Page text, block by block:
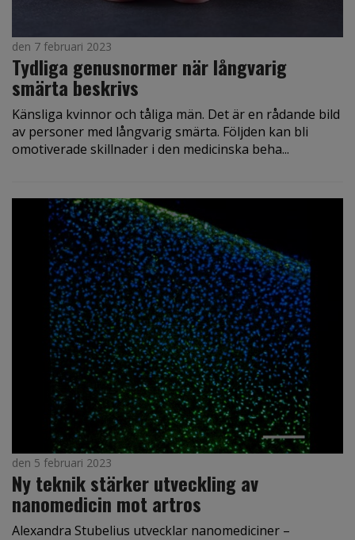
den 7 februari 2023
Tydliga genusnormer när långvarig
smärta beskrivs
Känsliga kvinnor och tåliga män. Det är en rådande bild
av personer med långvarig smärta. Följden kan bli
omotiverade skillnader i den medicinska beha...
den 5 februari 2023
Ny teknik stärker utveckling av
nanomedicin mot artros
Alexandra Stubelius utvecklar nanomediciner –